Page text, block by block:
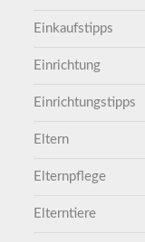
Einkaufstipps
Einrichtung
Einrichtungstipps
Eltern
Elternpflege
Elterntiere